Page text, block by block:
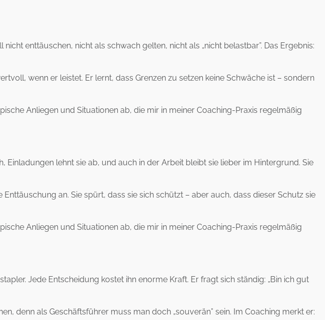
enttäuschen, nicht als schwach gelten, nicht als „nicht belastbar”. Das Ergebnis:
wenn er leistet. Er lernt, dass Grenzen zu setzen keine Schwäche ist – sondern
Anliegen und Situationen ab, die mir in meiner Coaching-Praxis regelmäßig
lehnt sie ab, und auch in der Arbeit bleibt sie lieber im Hintergrund. Sie
an. Sie spürt, dass sie sich schützt – aber auch, dass dieser Schutz sie
Anliegen und Situationen ab, die mir in meiner Coaching-Praxis regelmäßig
Jede Entscheidung kostet ihn enorme Kraft. Er fragt sich ständig: „Bin ich gut
denn als Geschäftsführer muss man doch „souverän” sein. Im Coaching merkt er: